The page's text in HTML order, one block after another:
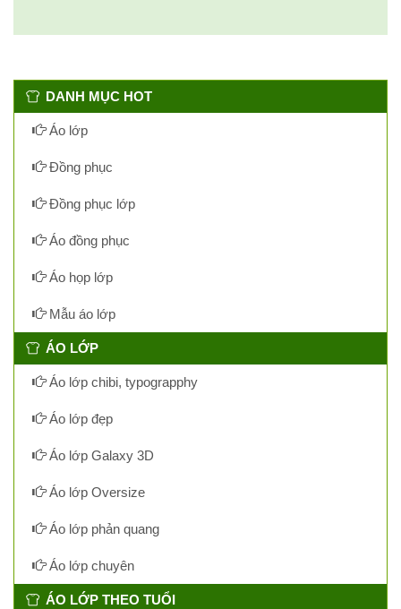
DANH MỤC HOT
Áo lớp
Đồng phục
Đồng phục lớp
Áo đồng phục
Áo họp lớp
Mẫu áo lớp
ÁO LỚP
Áo lớp chibi, typograpphy
Áo lớp đẹp
Áo lớp Galaxy 3D
Áo lớp Oversize
Áo lớp phản quang
Áo lớp chuyên
ÁO LỚP THEO TUỔI